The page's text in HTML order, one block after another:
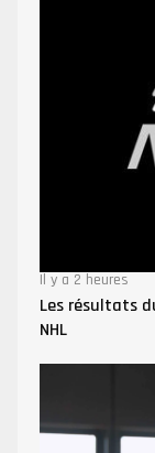
Il y a 2 heures
Les résultats
NHL